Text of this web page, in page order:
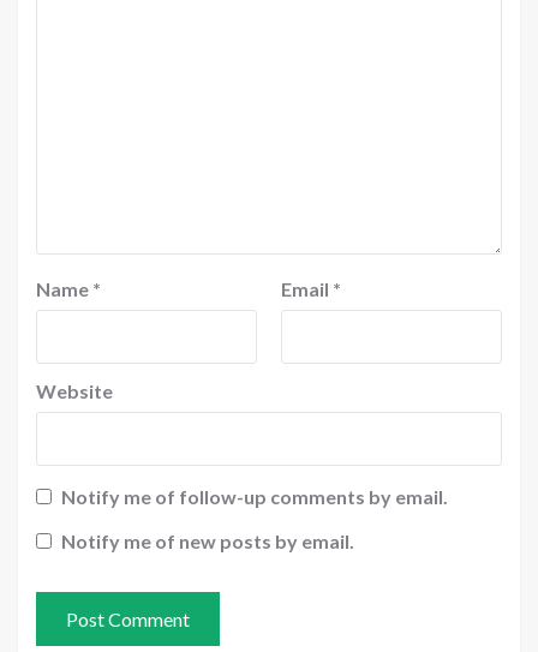
Name * Email *
Website
Notify me of follow-up comments by email.
Notify me of new posts by email.